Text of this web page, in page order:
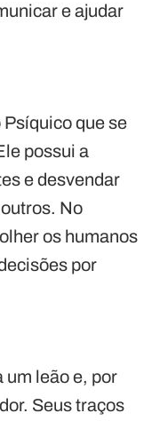
e ajudar
que se
possui a
e desvendar
No
os humanos
por
um leão e, por
Seus traços